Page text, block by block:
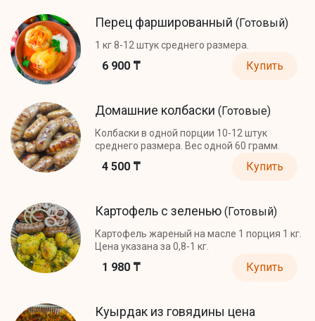
Перец фаршированный (Готовый)
1 кг 8-12 штук среднего размера.
6 900 ₸ Купить
Домашние колбаски (Готовые)
Колбаски в одной порции 10-12 штук
среднего размера. Вес одной 60 грамм.
4 500 ₸ Купить
Картофель с зеленью (Готовый)
Картофель жареный на масле 1 порция 1 кг.
Цена указана за 0,8-1 кг.
1 980 ₸ Купить
Куырдак из говядины цена